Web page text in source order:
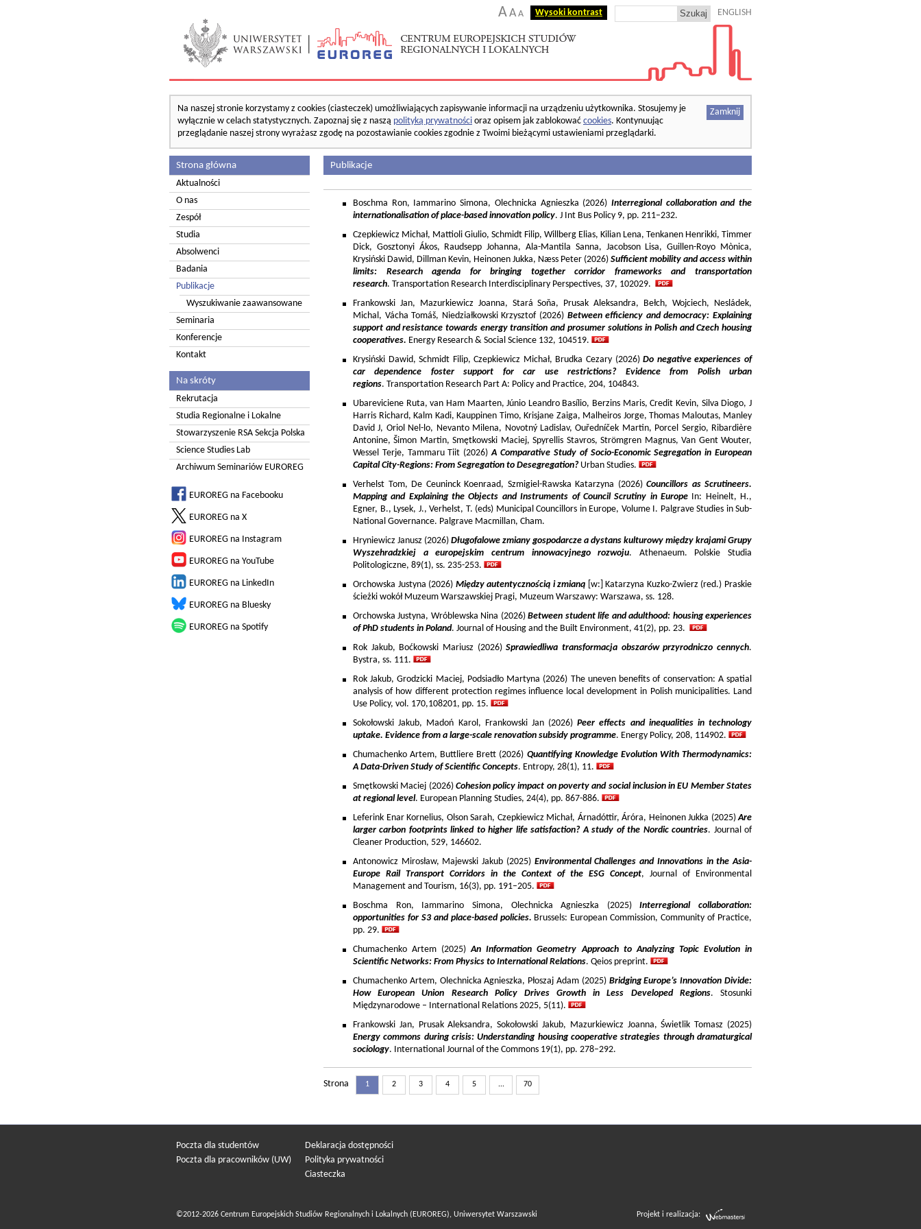
AA A Wysoki kontrast ENGLISH
Zamknij
Na naszej stronie korzystamy z cookies (ciasteczek) umożliwiających zapisywanie informacji na urządzeniu użytkownika. Stosujemy je
wyłącznie w celach statystycznych. Zapoznaj się z naszą polityką prywatności oraz opisem jak zablokować cookies. Kontynuując
przeglądanie naszej strony wyrażasz zgodę na pozostawianie cookies zgodnie z Twoimi bieżącymi ustawieniami przeglądarki.
Strona główna
Aktualności
O nas
Zespół
Studia
Absolwenci
Badania
Publikacje
Wyszukiwanie zaawansowane
Seminaria
Konferencje
Kontakt
Na skróty
Rekrutacja
Studia Regionalne i Lokalne
Stowarzyszenie RSA Sekcja Polska
Science Studies Lab
Archiwum Seminariów EUROREG
EUROREG na Facebooku
EUROREG na X
EUROREG na Instagram
EUROREG na YouTube
EUROREG na LinkedIn
EUROREG na Bluesky
EUROREG na Spotify
Publikacje
Boschma Ron, Iammarino Simona, Olechnicka Agnieszka (2026) Interregional collaboration and the
internationalisation of place-based innovation policy. J Int Bus Policy 9, pp. 211–232.
Czepkiewicz Michał, Mattioli Giulio, Schmidt Filip, Willberg Elias, Kilian Lena, Tenkanen Henrikki, Timmer
Dick, Gosztonyi Ákos, Raudsepp Johanna, Ala-Mantila Sanna, Jacobson Lisa, Guillen-Royo Mònica,
Krysiński Dawid, Dillman Kevin, Heinonen Jukka, Næss Peter (2026) Sufficient mobility and access within
limits: Research agenda for bringing together corridor frameworks and transportation
research. Transportation Research Interdisciplinary Perspectives, 37, 102029.
Frankowski Jan, Mazurkiewicz Joanna, Stará Soňa, Prusak Aleksandra, Bełch, Wojciech, Nesládek,
Michal, Vácha Tomáš, Niedziałkowski Krzysztof (2026) Between efficiency and democracy: Explaining
support and resistance towards energy transition and prosumer solutions in Polish and Czech housing
cooperatives. Energy Research & Social Science 132, 104519.
Krysiński Dawid, Schmidt Filip, Czepkiewicz Michał, Brudka Cezary (2026)Do negative experiences of
car dependence foster support for car use restrictions? Evidence from Polish urban
regions. Transportation Research Part A: Policy and Practice, 204, 104843.
Ubareviciene Ruta, van Ham Maarten, Júnio Leandro Basílio, Berzins Maris, Credit Kevin, Silva Diogo, J
Harris Richard, Kalm Kadi, Kauppinen Timo, Krisjane Zaiga, Malheiros Jorge, Thomas Maloutas, Manley
David J, Oriol Nel-lo, Nevanto Milena, Novotný Ladislav, Ouředníček Martin, Porcel Sergio, Ribardière
Antonine, Šimon Martin, Smętkowski Maciej, Spyrellis Stavros, Strömgren Magnus, Van Gent Wouter,
Wessel Terje, Tammaru Tiit (2026)A Comparative Study of Socio-Economic Segregation in European
Capital City-Regions: From Segregation to Desegregation?Urban Studies.
Verhelst Tom, De Ceuninck Koenraad, Szmigiel-Rawska Katarzyna (2026) Councillors as Scrutineers.
Mapping and Explaining the Objects and Instruments of Council Scrutiny in EuropeIn: Heinelt, H.,
Egner, B., Lysek, J., Verhelst, T. (eds) Municipal Councillors in Europe, Volume I. Palgrave Studies in Sub-
National Governance. Palgrave Macmillan, Cham.
Hryniewicz Janusz (2026) Długofalowe zmiany gospodarcze a dystans kulturowy między krajami Grupy
Wyszehradzkiej a europejskim centrum innowacyjnego rozwoju. Athenaeum. Polskie Studia
Politologiczne, 89(1), ss. 235-253.
Orchowska Justyna (2026) Między autentycznością i zmianą [w:] Katarzyna Kuzko-Zwierz (red.) Praskie
ścieżki wokół Muzeum Warszawskiej Pragi, Muzeum Warszawy: Warszawa, ss. 128.
Orchowska Justyna, Wróblewska Nina (2026)Between student life and adulthood: housing experiences
of PhD students in Poland. Journal of Housing and the Built Environment, 41(2), pp. 23.
Rok Jakub, Boćkowski Mariusz (2026)Sprawiedliwa transformacja obszarów przyrodniczo cennych.
Bystra, ss. 111.
Rok Jakub, Grodzicki Maciej, Podsiadło Martyna (2026) The uneven benefits of conservation: A spatial
analysis of how different protection regimes influence local development in Polish municipalities. Land
Use Policy, vol. 170,108201, pp. 15.
Sokołowski Jakub, Madoń Karol, Frankowski Jan (2026)Peer effects and inequalities in technology
uptake. Evidence from a large-scale renovation subsidy programme. Energy Policy, 208, 114902.
Chumachenko Artem, Buttliere Brett (2026) Quantifying Knowledge Evolution With Thermodynamics:
A Data-Driven Study of Scientific Concepts. Entropy, 28(1), 11.
Smętkowski Maciej (2026) Cohesion policy impact on poverty and social inclusion in EU Member States
at regional level. European Planning Studies, 24(4), pp. 867-886.
Leferink Enar Kornelius, Olson Sarah, Czepkiewicz Michał, Árnadóttir, Áróra, Heinonen Jukka (2025)Are
larger carbon footprints linked to higher life satisfaction? A study of the Nordic countries. Journal of
Cleaner Production, 529, 146602.
Antonowicz Mirosław, Majewski Jakub (2025) Environmental Challenges and Innovations in the Asia-
Europe Rail Transport Corridors in the Context of the ESG Concept, Journal of Environmental
Management and Tourism, 16(3), pp. 191–205.
Boschma Ron, Iammarino Simona, Olechnicka Agnieszka (2025)Interregional collaboration:
opportunities for S3 and place-based policies. Brussels: European Commission, Community of Practice,
pp. 29.
Chumachenko Artem (2025)An Information Geometry Approach to Analyzing Topic Evolution in
Scientific Networks: From Physics to International Relations. Qeios preprint.
Chumachenko Artem, Olechnicka Agnieszka, Płoszaj Adam (2025) Bridging Europe’s Innovation Divide:
How European Union Research Policy Drives Growth in Less Developed Regions. Stosunki
Międzynarodowe – International Relations 2025, 5(11).
Frankowski Jan, Prusak Aleksandra, Sokołowski Jakub, Mazurkiewicz Joanna, Świetlik Tomasz (2025)
Energy commons during crisis: Understanding housing cooperative strategies through dramaturgical
sociology. International Journal of the Commons 19(1), pp. 278–292.
Strona 1 2 3 4 5 ... 70
Poczta dla studentów
Poczta dla pracowników (UW)
Deklaracja dostępności
Polityka prywatności
Ciasteczka
©2012-2026 Centrum Europejskich Studiów Regionalnych i Lokalnych (EUROREG), Uniwersytet Warszawski Projekt i realizacja: